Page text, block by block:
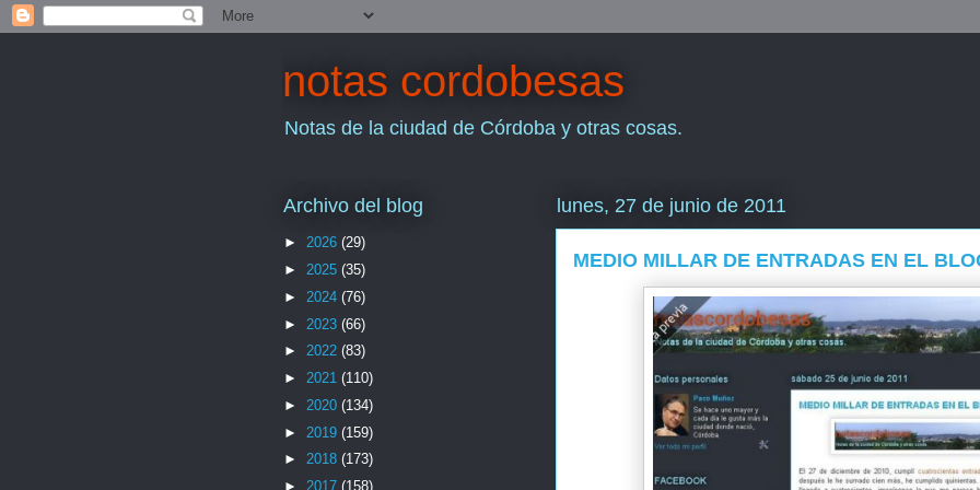
notas cordobesas
Notas de la ciudad de Córdoba y otras cosas.
lunes, 27 de junio de 2011
MEDIO MILLAR DE ENTRADAS EN EL
Archivo del blog
► 2026 (29)
► 2025 (35)
► 2024 (76)
► 2023 (66)
► 2022 (83)
► 2021 (110)
► 2020 (134)
► 2019 (159)
► 2018 (173)
► 2017 (158)